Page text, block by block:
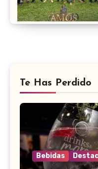
Te Has Perdido
Bebidas